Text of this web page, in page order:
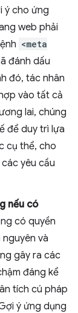
ý cho ứng
web phải
<meta
đánh dấu
đó, tác nhân
vào tất cả
lai, chúng
để duy trì lựa
cụ thể, cho
yêu cầu
nếu có
có quyền
và
gây ra các
đáng kể
tích cú pháp
ý ứng dụng